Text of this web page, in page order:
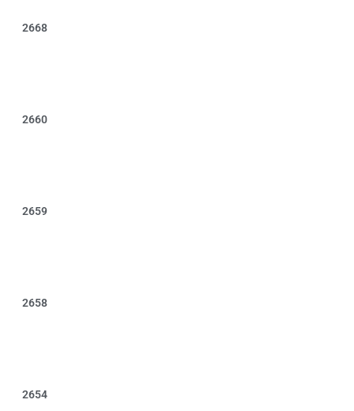
2668
2660
2659
2658
2654